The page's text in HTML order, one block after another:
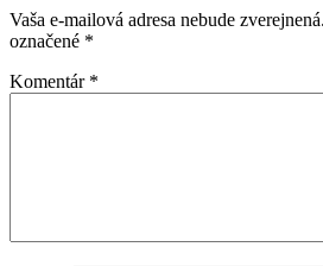
Vaša e-mailová adresa nebude zverejnená.
označené *
Komentár *